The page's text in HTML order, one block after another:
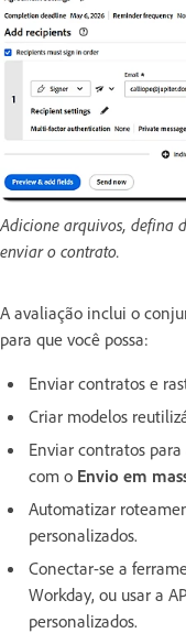
Adicione arquivos, defina
enviar o contrato.
A avaliação inclui o
para que você possa:
Enviar contratos e
Criar modelos
Enviar contratos
com o Envio em
Automatizar
personalizados.
Conectar-se a
Workday, ou usar a
personalizados.